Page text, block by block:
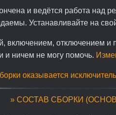
и ведётся работа над
Устанавливайте на
включением, отключением
и ничем не могу помочь.
оказывается
» СОСТАВ СБОРКИ